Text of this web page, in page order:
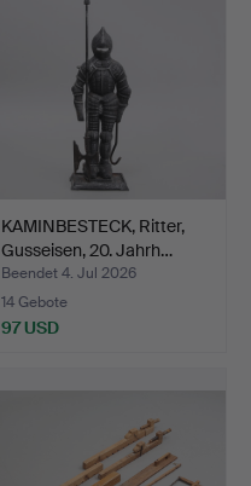
KAMINBESTECK, Ritter,
Gusseisen, 20. Jahrh…
Beendet 4. Jul 2026
14 Gebote
97 USD